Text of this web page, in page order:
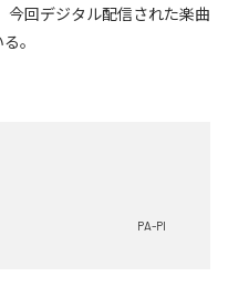
今回デジタル配信された楽曲
。
PA-PI